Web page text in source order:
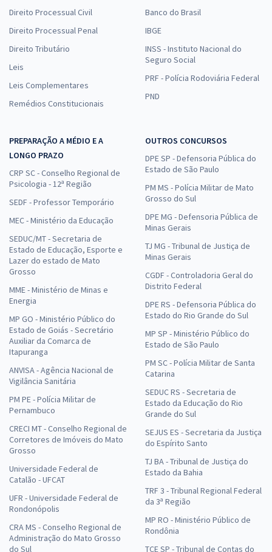
Direito Processual Civil
Direito Processual Penal
Direito Tributário
Leis
Leis Complementares
Remédios Constitucionais
Banco do Brasil
IBGE
INSS - Instituto Nacional do
Seguro Social
PRF - Polícia Rodoviária Federal
PND
PREPARAÇÃO A MÉDIO E A
LONGO PRAZO
CRP SC - Conselho Regional de
Psicologia - 12ª Região
SEDF - Professor Temporário
MEC - Ministério da Educação
SEDUC/MT - Secretaria de
Estado de Educação, Esporte e
Lazer do estado de Mato
Grosso
MME - Ministério de Minas e
Energia
MP GO - Ministério Público do
Estado de Goiás - Secretário
Auxiliar da Comarca de
Itapuranga
ANVISA - Agência Nacional de
Vigilância Sanitária
PM PE - Polícia Militar de
Pernambuco
CRECI MT - Conselho Regional de
Corretores de Imóveis do Mato
Grosso
Universidade Federal de
Catalão - UFCAT
UFR - Universidade Federal de
Rondonópolis
CRA MS - Conselho Regional de
Administração do Mato Grosso
do Sul
OUTROS CONCURSOS
DPE SP - Defensoria Pública do
Estado de São Paulo
PM MS - Polícia Militar de Mato
Grosso do Sul
DPE MG - Defensoria Pública de
Minas Gerais
TJ MG - Tribunal de Justiça de
Minas Gerais
CGDF - Controladoria Geral do
Distrito Federal
DPE RS - Defensoria Pública do
Estado do Rio Grande do Sul
MP SP - Ministério Público do
Estado de São Paulo
PM SC - Polícia Militar de Santa
Catarina
SEDUC RS - Secretaria de
Estado da Educação do Rio
Grande do Sul
SEJUS ES - Secretaria da Justiça
do Espírito Santo
TJ BA - Tribunal de Justiça do
Estado da Bahia
TRF 3 - Tribunal Regional Federal
da 3ª Região
MP RO - Ministério Público de
Rondônia
TCE SP - Tribunal de Contas do